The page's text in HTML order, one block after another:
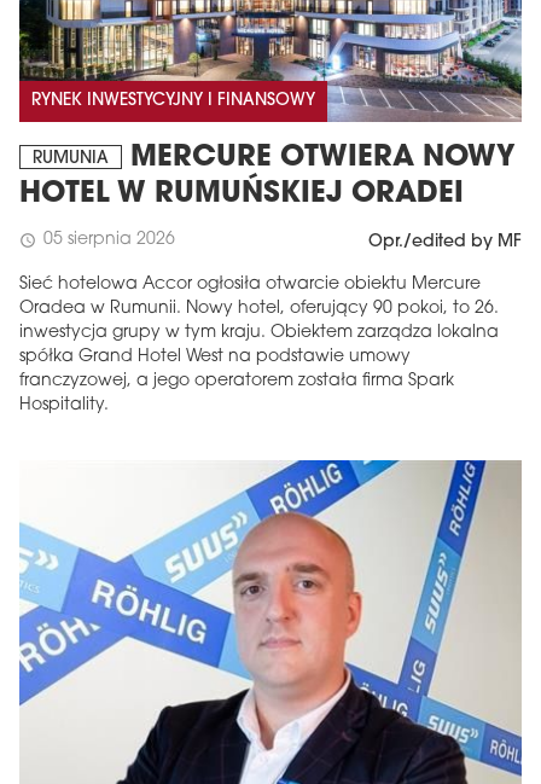
RYNEK INWESTYCYJNY I FINANSOWY
RUMUNIA
MERCURE OTWIERA NOWY
HOTEL W RUMUŃSKIEJ ORADEI
schedule 05 sierpnia 2026 Opr./edited by MF
Sieć hotelowa Accor ogłosiła otwarcie obiektu Mercure
Oradea w Rumunii. Nowy hotel, oferujący 90 pokoi, to 26.
inwestycja grupy w tym kraju. Obiektem zarządza lokalna
spółka Grand Hotel West na podstawie umowy
franczyzowej, a jego operatorem została firma Spark
Hospitality.